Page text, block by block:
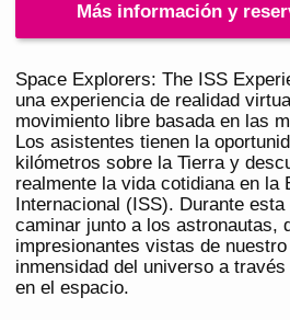
Más información y
Space Explorers: The ISS
una experiencia de realidad
movimiento libre basada en las
Los asistentes tienen la
kilómetros sobre la Tierra y
realmente la vida cotidiana en la
Internacional (ISS). Durante
caminar junto a los astronautas,
impresionantes vistas de
inmensidad del universo a
en el espacio.